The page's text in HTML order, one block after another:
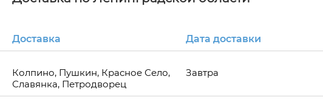
Доставка Дата доставки
Колпино, Пушкин, Красное Село,
Славянка, Петродворец
Завтра